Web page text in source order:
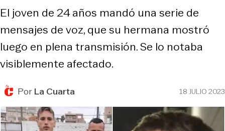
El joven de 24 años mandó una serie de
mensajes de voz, que su hermana mostró
luego en plena transmisión. Se lo notaba
visiblemente afectado.
PorLa Cuarta 18 JULIO 2023